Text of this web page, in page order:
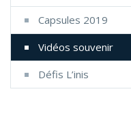
Capsules 2019
Vidéos souvenir
Défis L’inis